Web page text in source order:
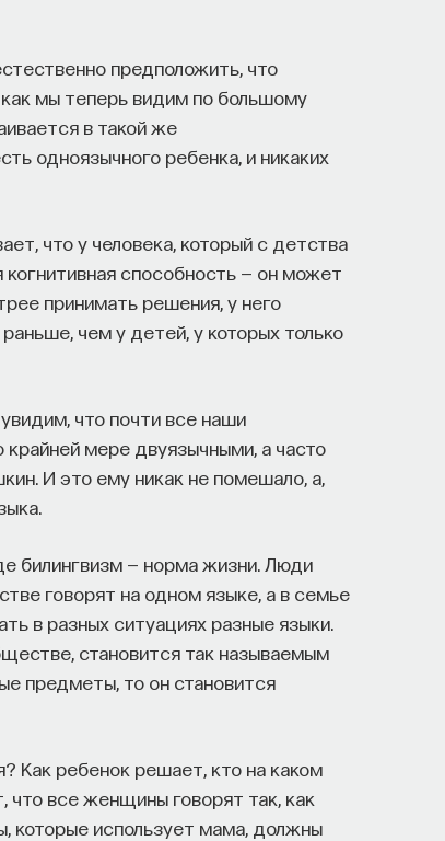
предположить, что
мы теперь видим по большому
в такой же
одноязычного ребенка, и никаких
что у человека, который с детства
способность — он может
принимать решения, у него
чем у детей, у которых только
что почти все наши
мере двуязычными, а часто
И это ему никак не помешало, а,
билингвизм — норма жизни. Люди
говорят на одном языке, а в семье
в разных ситуациях разные языки.
становится так называемым
предметы, то он становится
Как ребенок решает, кто на каком
что все женщины говорят так, как
которые использует мама, должны
расширять собственные
самого себя? Ответы на эти
поиск: начала»
— это не только каскад
научитесь критически
вопросы человечества: что такое
что представляет собой наше
что знаем? Существует ли в мире
наук, профессор Школы философии